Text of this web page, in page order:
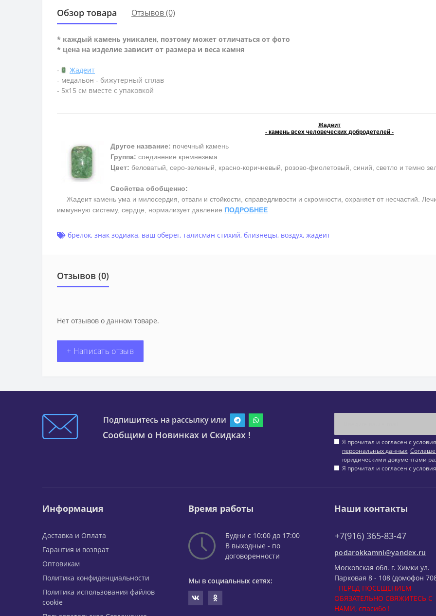
Обзор товара Отзывов (0)
* каждый камень уникален, поэтому может отличаться от фото
* цена на изделие зависит от размера и веса камня
-
Жадеит
- медальон - бижутерный сплав
- 5х15 см вместе с упаковкой
Жадеит
- камень всех человеческих добродетелей -
Другое название: почечный камень
Группа: соединение кремнезема
Цвет: беловатый, серо-зеленый, красно-коричневый, розово-фиолетовый, синий, светло и темно
Свойства обобщенно:
Жадеит камень ума и милосердия, отваги и стойкости, справедливости и скромности, охраняет от несчастий.
иммунную систему, сердце, нормализует давление ПОДРОБНЕЕ
брелок, знак зодиака, ваш оберег, талисман стихий, близнецы, воздух, жадеит
Отзывов (0)
Нет отзывов о данном товаре.
+ Написать отзыв
Подпишитесь на рассылку или
Сообщим о Новинках и Скидках !
Я прочитал и согласен с
персональных данных,
юридическими документами
Я прочитал и согласен с
Информация
Доставка и Оплата
Гарантия и возврат
Оптовикам
Политика конфиденциальности
Политика использования файлов
cookie
Время работы
Будни с 10:00 до 17:00
В выходные - по
договоренности
Мы в социальных сетях:
Наши контакты
+7(916) 365-83-47
podarokkamni@yandex.ru
Московская обл. г. Химки ул.
Парковая 8 - 108 (домофон
- ПЕРЕД ПОСЕЩЕНИЕМ
ОБЯЗАТЕЛЬНО СВЯЖИТЕСЬ С
НАМИ, спасибо !